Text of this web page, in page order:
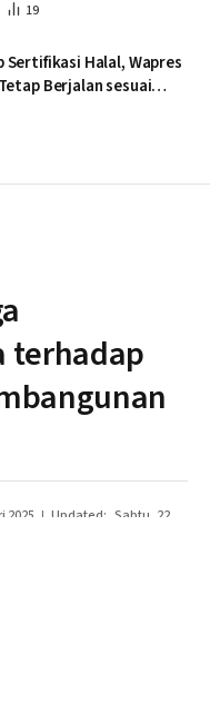
19
Halal, Wapres
Berjalan sesuai
terhadap
2025 Updated: Sabtu, 22